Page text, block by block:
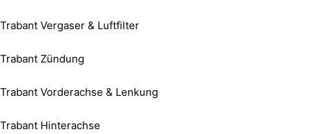
Trabant Vergaser & Luftfilter
Trabant Zündung
Trabant Vorderachse & Lenkung
Trabant Hinterachse